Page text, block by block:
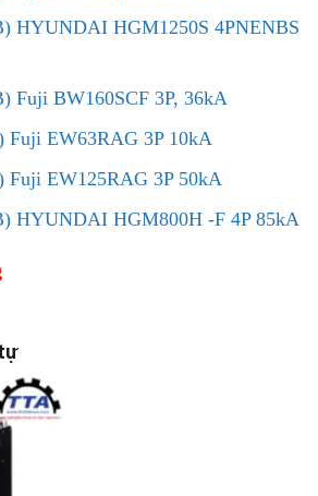
HYUNDAI HGM1250S 4PNENBS
Fuji BW160SCF 3P, 36kA
Fuji EW63RAG 3P 10kA
Fuji EW125RAG 3P 50kA
HYUNDAI HGM800H -F 4P 85kA